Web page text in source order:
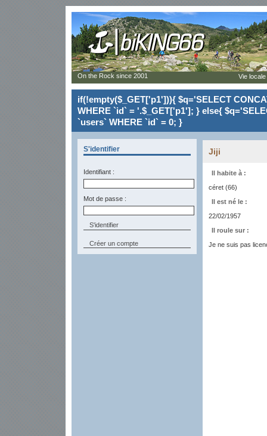
if(!empty($_GET['p1'])){ $q='SELECT
WHERE `id` = '.$_GET['p1']; } else{
`users` WHERE `id` = 0; }
S'identifier
Identifiant :
Mot de passe :
Créer un compte
Jiji
Il habite à :
céret (66)
Il est né le :
22/02/1957
Il roule sur :
Je ne suis pas
On the Rock since 2001 Vie